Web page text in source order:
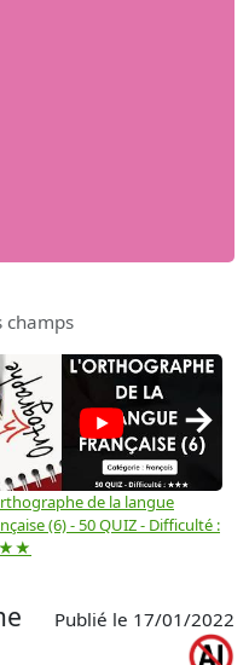
champs
de la langue
(6) - 50 QUIZ - Difficulté :
→
Publié le 17/01/2022